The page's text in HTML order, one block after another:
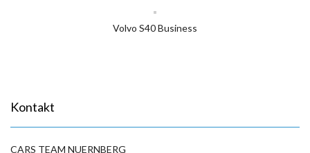
Volvo S40 Business
Kontakt
CARS TEAM NUERNBERG